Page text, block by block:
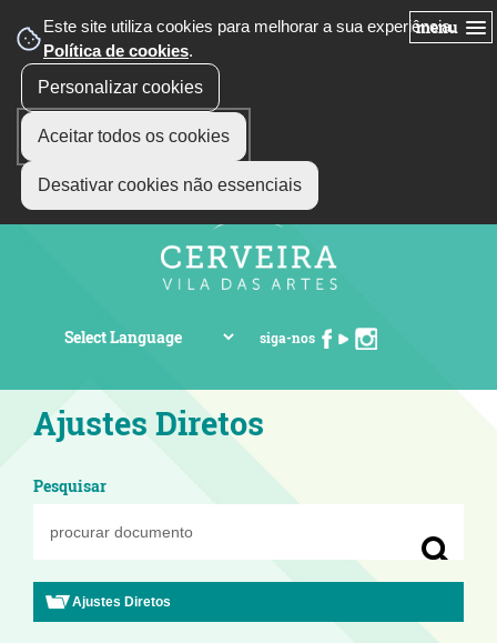
Este site utiliza cookies para melhorar a sua experiência.
Política de cookies.
Personalizar cookies
Aceitar todos os cookies
Desativar cookies não essenciais
menu
siga-nos
Ajustes Diretos
Pesquisar
Ajustes Diretos